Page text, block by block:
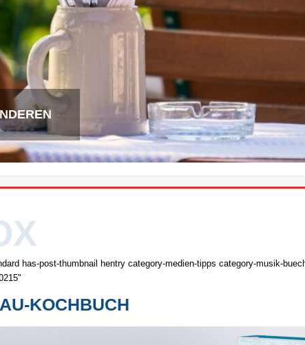
has-post-thumbnail hentry category-medien-tipps category-musik-
KOCHBUCH